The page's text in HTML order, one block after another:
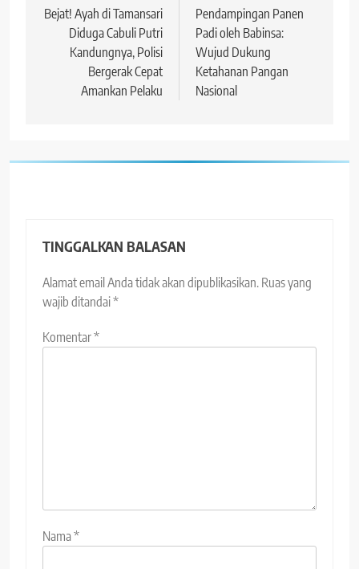
pos
Bejat! Ayah di Tamansari
Diduga Cabuli Putri
Kandungnya, Polisi
Bergerak Cepat
Amankan Pelaku
Pendampingan Panen
Padi oleh Babinsa:
Wujud Dukung
Ketahanan Pangan
Nasional
TINGGALKAN BALASAN
Alamat email Anda tidak akan dipublikasikan. Ruas yang
wajib ditandai*
Komentar*
Nama*